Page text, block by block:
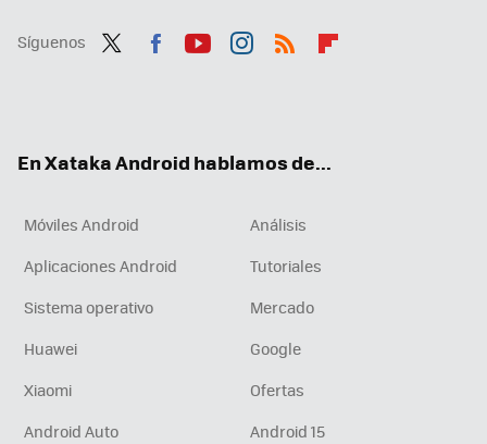
Síguenos
En Xataka Android hablamos de...
Móviles Android
Análisis
Aplicaciones Android
Tutoriales
Sistema operativo
Mercado
Huawei
Google
Xiaomi
Ofertas
Android Auto
Android 15